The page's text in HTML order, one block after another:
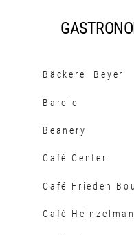
Bäckerei Beyer
Barolo
Beanery
Café Center
Café Frieden
Café